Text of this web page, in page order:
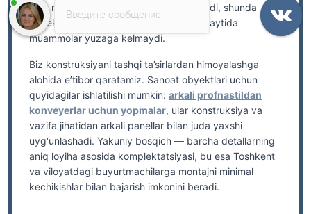
aniq rioya qilingan holda ishlab chiqariladi, shunda
obyektning o‘zida biriktirish va montaj paytida
muammolar yuzaga kelmaydi.
Biz konstruksiyani tashqi ta’sirlardan himoyalashga
alohida e’tibor qaratamiz. Sanoat obyektlari uchun
quyidagilar ishlatilishi mumkin: arkali profnastildan
konveyerlar uchun yopmalar, ular konstruksiya va
vazifa jihatidan arkali panellar bilan juda yaxshi
uyg‘unlashadi. Yakuniy bosqich — barcha detallarning
aniq loyiha asosida komplektatsiyasi, bu esa Toshkent
va viloyatdagi buyurtmachilarga montajni minimal
kechikishlar bilan bajarish imkonini beradi.
Введите сообщение